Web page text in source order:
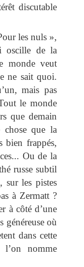
discutable
les nuls »,
oscille de la
monde veut
ne sait quoi.
mais pas
le monde
que demain
chose que la
frappés,
Ou de la
russe subtil
sur les pistes
à Zermatt ?
à côté d’une
généreuse où
dans cette
l’on nomme